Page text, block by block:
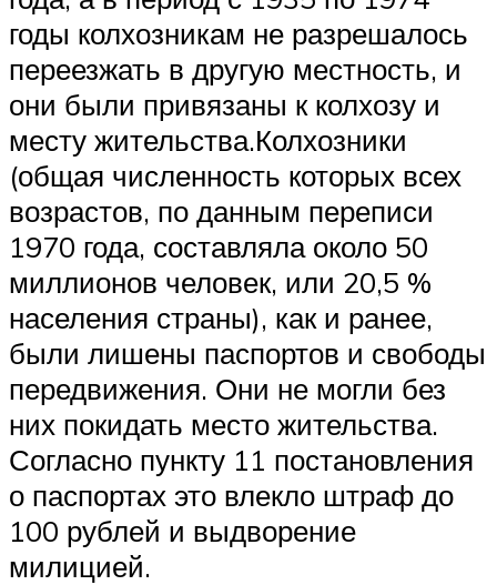
годы колхозникам не разрешалось
переезжать в другую местность, и
они были привязаны к колхозу и
месту жительства.Колхозники
(общая численность которых всех
возрастов, по данным переписи
1970 года, составляла около 50
миллионов человек, или 20,5 %
населения страны), как и ранее,
были лишены паспортов и свободы
передвижения. Они не могли без
них покидать место жительства.
Согласно пункту 11 постановления
о паспортах это влекло штраф до
100 рублей и выдворение
милицией.